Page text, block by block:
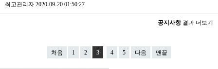
최고관리자 2020-09-20 01:50:27
공지사항결과 더보기
처음 1 2 3 4 5 다음 맨끝